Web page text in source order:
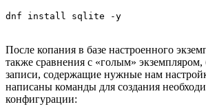
dnf install sqlite -y
После копания в базе настроенного
также сравнения с «голым»
записи, содержащие нужные нам
написаны команды для создания
конфигурации: